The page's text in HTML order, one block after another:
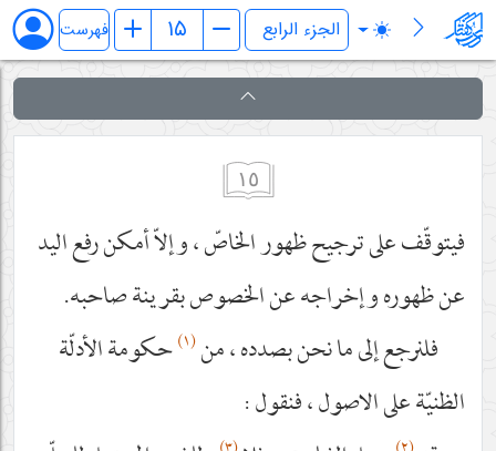
فرائد الاصول (رسائل) فهرست
١٥
فيتوقّف على ترجيح ظهور الخاصّ ، وإلاّ أمكن رفع اليد
عن ظهوره وإخراجه عن الخصوص بقرينة صاحبه.
فلنرجع إلى ما نحن بصدده ، من(١) حكومة الأدلّة
الظنيّة على الاصول ، فنقول :